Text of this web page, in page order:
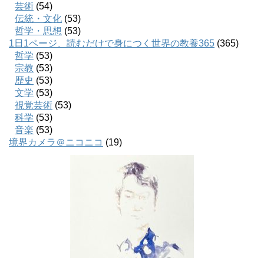
芸術 (54)
伝統・文化 (53)
哲学・思想 (53)
1日1ページ、読むだけで身につく世界の教養365 (365)
哲学 (53)
宗教 (53)
歴史 (53)
文学 (53)
視覚芸術 (53)
科学 (53)
音楽 (53)
境界カメラ＠ニコニコ (19)